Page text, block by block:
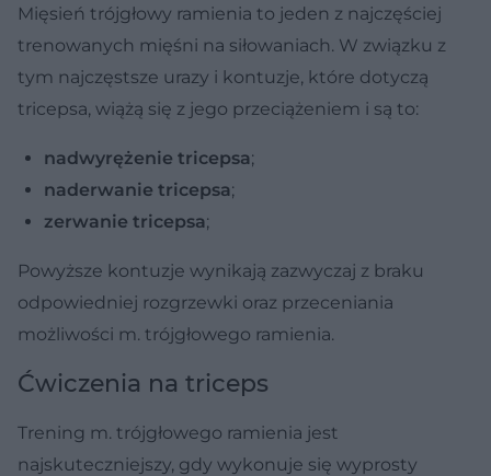
Mięsień trójgłowy ramienia to jeden z najczęściej
trenowanych mięśni na siłowaniach. W związku z
tym najczęstsze urazy i kontuzje, które dotyczą
tricepsa, wiążą się z jego przeciążeniem i są to:
nadwyrężenie tricepsa;
naderwanie tricepsa;
zerwanie tricepsa;
Powyższe kontuzje wynikają zazwyczaj z braku
odpowiedniej rozgrzewki oraz przeceniania
możliwości m. trójgłowego ramienia.
Ćwiczenia na triceps
Trening m. trójgłowego ramienia jest
najskuteczniejszy, gdy wykonuje się wyprosty